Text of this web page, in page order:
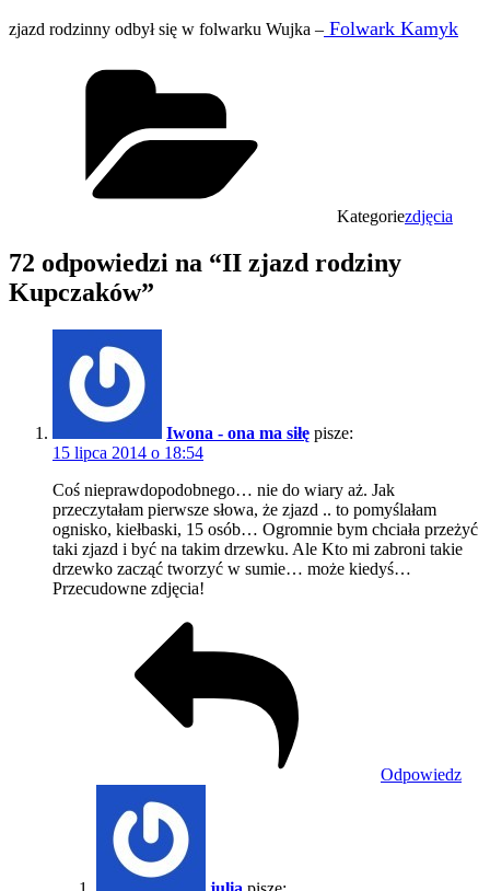
zjazd rodzinny odbył się w folwarku Wujka – Folwark Kamyk
Kategoriezdjęcia
72 odpowiedzi na “II zjazd rodziny
Kupczaków”
Iwona - ona ma siłę pisze:
15 lipca 2014 o 18:54
Coś nieprawdopodobnego… nie do wiary aż. Jak
przeczytałam pierwsze słowa, że zjazd .. to pomyślałam
ognisko, kiełbaski, 15 osób… Ogromnie bym chciała przeżyć
taki zjazd i być na takim drzewku. Ale Kto mi zabroni takie
drzewko zacząć tworzyć w sumie… może kiedyś…
Przecudowne zdjęcia!
Odpowiedz